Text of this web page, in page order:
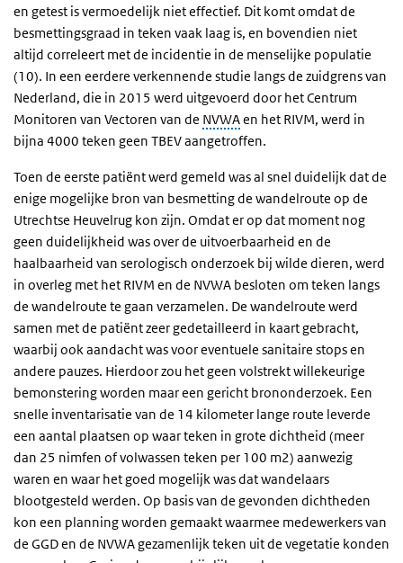
en getest is vermoedelijk niet effectief. Dit komt omdat de
besmettingsgraad in teken vaak laag is, en bovendien niet
altijd correleert met de incidentie in de menselijke populatie
(10). In een eerdere verkennende studie langs de zuidgrens van
Nederland, die in 2015 werd uitgevoerd door het Centrum
Monitoren van Vectoren van de NVWAen het RIVM, werd in
bijna 4000 teken geen TBEV aangetroffen.
Toen de eerste patiënt werd gemeld was al snel duidelijk dat de
enige mogelijke bron van besmetting de wandelroute op de
Utrechtse Heuvelrug kon zijn. Omdat er op dat moment nog
geen duidelijkheid was over de uitvoerbaarheid en de
haalbaarheid van serologisch onderzoek bij wilde dieren, werd
in overleg met het RIVM en de NVWA besloten om teken langs
de wandelroute te gaan verzamelen. De wandelroute werd
samen met de patiënt zeer gedetailleerd in kaart gebracht,
waarbij ook aandacht was voor eventuele sanitaire stops en
andere pauzes. Hierdoor zou het geen volstrekt willekeurige
bemonstering worden maar een gericht brononderzoek. Een
snelle inventarisatie van de 14 kilometer lange route leverde
een aantal plaatsen op waar teken in grote dichtheid (meer
dan 25 nimfen of volwassen teken per 100 m2) aanwezig
waren en waar het goed mogelijk was dat wandelaars
blootgesteld werden. Op basis van de gevonden dichtheden
kon een planning worden gemaakt waarmee medewerkers van
de GGD en de NVWA gezamenlijk teken uit de vegetatie konden